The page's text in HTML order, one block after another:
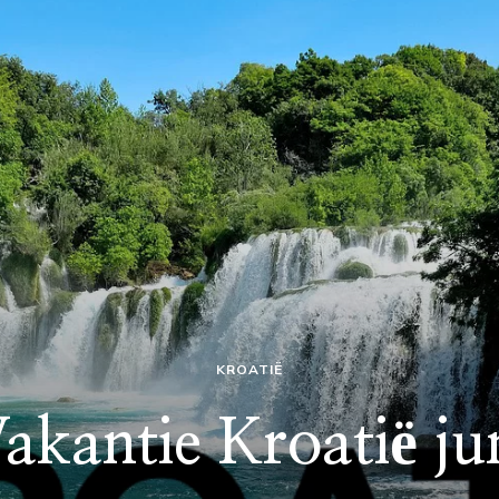
KROATIË
Kroatië